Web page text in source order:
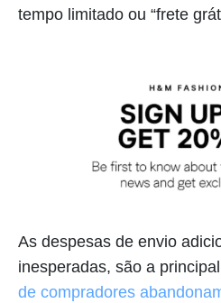
tempo limitado ou “frete
As despesas de envio
inesperadas, são a
de compradores